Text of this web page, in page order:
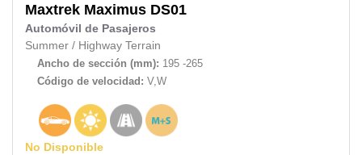
Maxtrek Maximus DS01
Automóvil de Pasajeros
Summer / Highway Terrain
Ancho de sección (mm): 195 -265
Código de velocidad: V,W
No Disponible